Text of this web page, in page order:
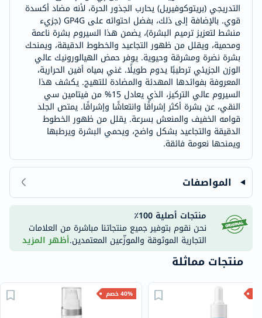
التدريجي (بريتوكوفيريل) يحارب الجذور الحرة، لأنه مضاد أكسدة
قوي. بالإضافة إلى ذلك، بفضل احتوائه على GP4G (جزيء
منشط لتعزيز ترميم البشرة)، يضمن هذا السيروم بشرة ناعمة
ومحمية، ويقلل من ظهور التجاعيد والخطوط الدقيقة، ويمنحك
بشرة نضرة ومشرقة وحيوية. يوفر حمض الهيالورونيك عالي
الوزن الجزيئي ترطيبًا يدوم طويلًا. غني بمياه أفين الحرارية،
المعروفة بفوائدها المهدئة والمضادة للتهيج. يكشف هذا
السيروم عالي التركيز، الذي يعادل 15% من فيتامين سي
النقي، عن بشرة أكثر إشراقًا وانتعاشًا وإشراقًا. يمتص الجلد
قوامه الخفيف والمنعش بسرعة. يقلل من ظهور الخطوط
الدقيقة والتجاعيد بشكل واضح، ويحمي البشرة ويرطبها
ويمنحها نعومة فائقة.
المواصفات
منتجات أصلية 100٪
نحن نقوم بتوفير جميع منتجاتنا مباشرة من العلامات
التجارية الموثوقة والموزّعين المعتمدين.أظهر المزيد
منتجات مماثلة
40% خصم